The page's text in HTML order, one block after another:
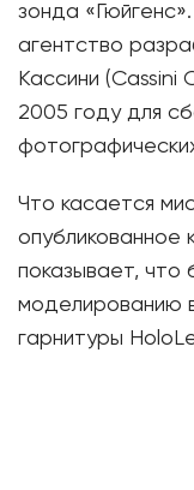
зонда
агентство
Кассини (Cassini
2005 году для
Что касается
опубликованное
показывает, что
моделированию
гарнитуры